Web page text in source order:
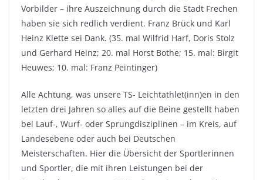
Vorbilder – ihre Auszeichnung durch die Stadt Frechen
haben sie sich redlich verdient. Franz Brück und Karl
Heinz Klette sei Dank. (35. mal Wilfrid Harf, Doris Stolz
und Gerhard Heinz; 20. mal Horst Bothe; 15. mal: Birgit
Heuwes; 10. mal: Franz Peintinger)
Alle Achtung, was unsere TS- Leichtathlet(inn)en in den
letzten drei Jahren so alles auf die Beine gestellt haben
bei Lauf-, Wurf- oder Sprungdisziplinen – im Kreis, auf
Landesebene oder auch bei Deutschen
Meisterschaften. Hier die Übersicht der Sportlerinnen
und Sportler, die mit ihren Leistungen bei der